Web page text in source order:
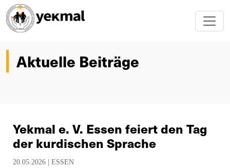
Aktuelle Beiträge
Yekmal e. V. Essen feiert den Tag
der kurdischen Sprache
20.05.2026 | ESSEN